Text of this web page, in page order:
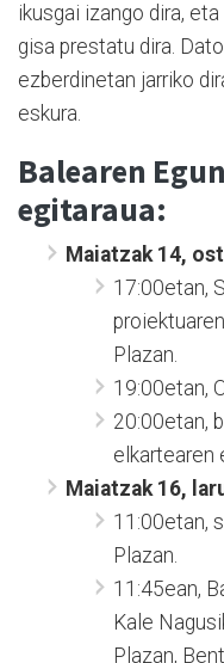
ikusgai izango dira,
gisa prestatu dira.
ezberdinetan jarriko
eskura.
Balearen
egitaraua:
Maiatzak 14,
17:00etan,
Plazan.
19:00etan,
20:00etan,
elkartearen
Maiatzak 16,
11:00etan,
Plazan.
11:45ean,
Kale
Plazan,